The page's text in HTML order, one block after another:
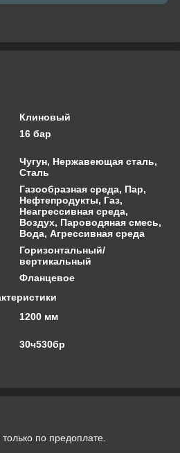
Клиновый
16 бар
Чугун, Нержавеющая сталь,
Сталь
Газообразная среда, Пар,
Нефтепродукты, Газ,
Неагрессивная среда,
Воздух, Пароводяная смесь,
Вода, Агрессивная среда
Горизонтальный/
вертикальный
Фланцевое
1200 мм
30ч530бр
по предоплате.